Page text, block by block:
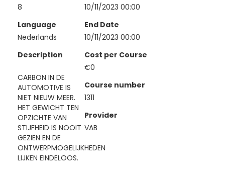
8
Language
Nederlands
Description
CARBON IN DE
AUTOMOTIVE IS
NIET NIEUW MEER.
HET GEWICHT TEN
OPZICHTE VAN
STIJFHEID IS NOOIT
GEZIEN EN DE
ONTWERPMOGELIJKHEDEN
LIJKEN EINDELOOS.
10/11/2023 00:00
End Date
10/11/2023 00:00
Cost per Course
€0
Course number
1311
Provider
VAB